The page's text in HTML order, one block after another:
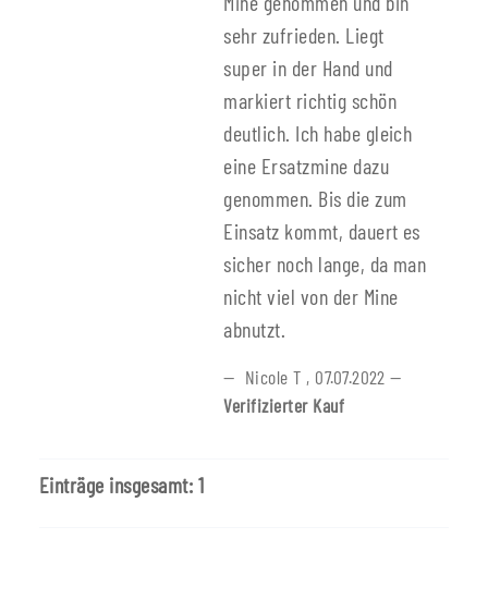
sehr zufrieden. Liegt
super in der Hand und
markiert richtig schön
deutlich. Ich habe gleich
eine Ersatzmine dazu
genommen. Bis die zum
Einsatz kommt, dauert es
sicher noch lange, da man
nicht viel von der Mine
abnutzt.
Nicole T , 07.07.2022
Verifizierter Kauf
Einträge insgesamt: 1